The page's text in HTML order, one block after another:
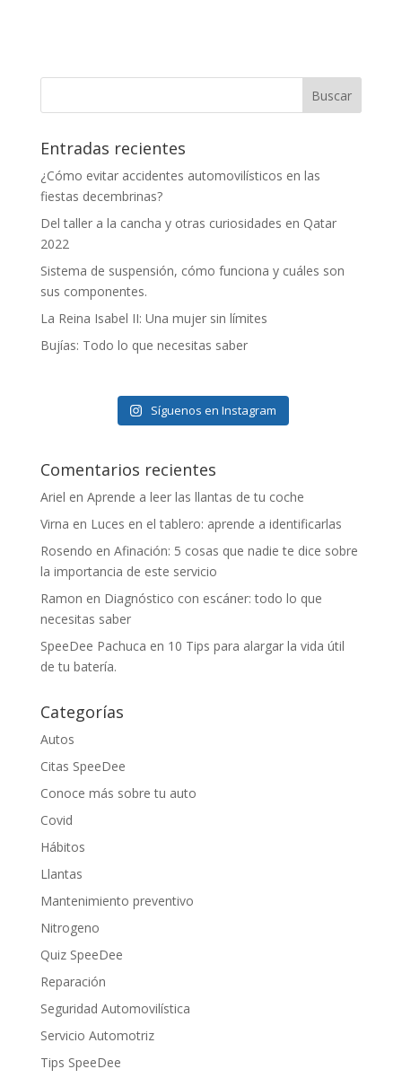
Entradas recientes
¿Cómo evitar accidentes automovilísticos en las
fiestas decembrinas?
Del taller a la cancha y otras curiosidades en Qatar
2022
Sistema de suspensión, cómo funciona y cuáles son
sus componentes.
La Reina Isabel II: Una mujer sin límites
Bujías: Todo lo que necesitas saber
Síguenos en Instagram
Comentarios recientes
Ariel en Aprende a leer las llantas de tu coche
Virna en Luces en el tablero: aprende a identificarlas
Rosendo en Afinación: 5 cosas que nadie te dice sobre
la importancia de este servicio
Ramon en Diagnóstico con escáner: todo lo que
necesitas saber
SpeeDee Pachuca en 10 Tips para alargar la vida útil
de tu batería.
Categorías
Autos
Citas SpeeDee
Conoce más sobre tu auto
Covid
Hábitos
Llantas
Mantenimiento preventivo
Nitrogeno
Quiz SpeeDee
Reparación
Seguridad Automovilística
Servicio Automotriz
Tips SpeeDee